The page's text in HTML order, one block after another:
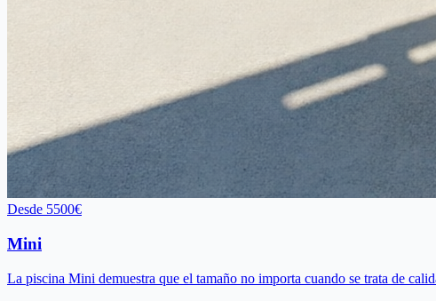
Desde 5500€
Mini
La piscina Mini demuestra que el tamaño no importa cuando se trata de